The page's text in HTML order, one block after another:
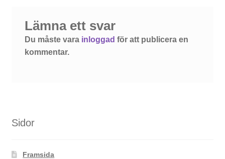
Lämna ett svar
Du måste vara inloggad för att publicera en
kommentar.
Sidor
Framsida